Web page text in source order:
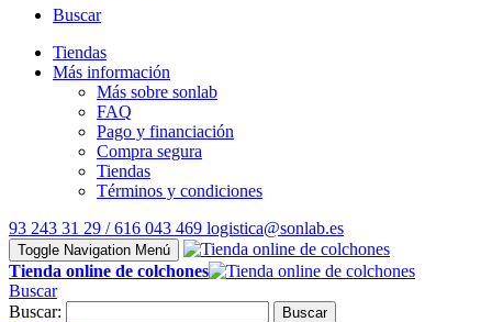
Buscar
Tiendas
Más información
Más sobre sonlab
FAQ
Pago y financiación
Compra segura
Tiendas
Términos y condiciones
93 243 31 29 / 616 043 469 logistica@sonlab.es
Toggle Navigation Menú
Tienda online de colchones
Buscar
Buscar:
Buscar